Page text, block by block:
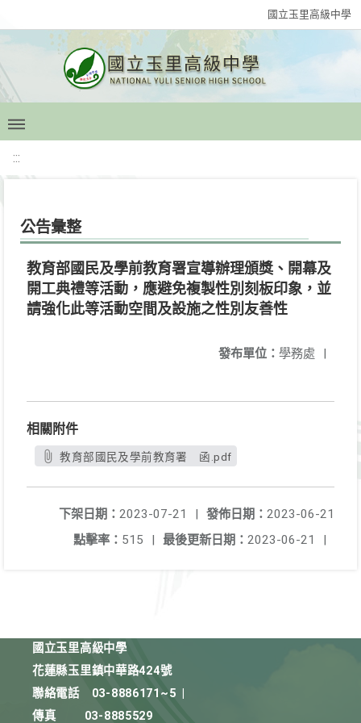
國立玉里高級中學
:::
公告彙整
教育部國民及學前教育署宣導辦理頒獎、開幕及
開工典禮等活動，應避免複製性別刻板印象，並
請強化此等活動空間及設施之性別友善性
發布單位： 學務處 |
相關附件
教育部國民及學前教育署 函.pdf
發佈日期： 2023-06-21
下架日期： 2023-07-21
|
最後更新日期： 2023-06-21 |
點擊率： 515 |
國立玉里高級中學
花蓮縣玉里鎮中華路424號
聯絡電話
03-8886171~5
傳真
03-8885529